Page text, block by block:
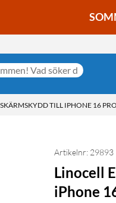
SKÄRMSKYDD TILL IPHONE 16 PRO
Artikelnr: 29893
Linocell
iPhone